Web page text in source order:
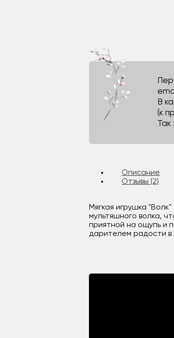
В
(к
Так
Описание
Отзывы (2)
Мягкая игрушка
мультяшного волка,
приятной на ощупь и
дарителем радости в